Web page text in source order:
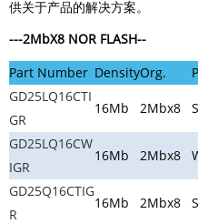
供关于产品的解决方案。
---2MbX8 NOR FLASH--
Part Number DensityOrg.
GD25LQ16CTI
GR
16Mb 2Mbx8
GD25LQ16CW
IGR
16Mb 2Mbx8
GD25Q16CTIG
R
16Mb 2Mbx8